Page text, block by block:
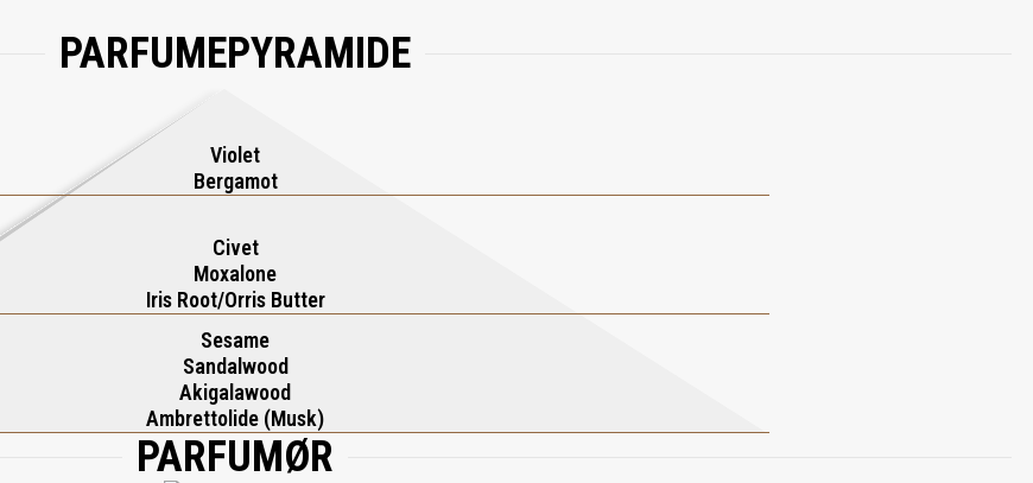
Akigalatræ og efterlader et spor, der er intimt, men alligevel kraftfuldt. Den er lavet af parfumøren
til autenticitet, synlighed og indre udstråling.
PARFUMEPYRAMIDE
Violet
Bergamot
Civet
Moxalone
Iris Root/Orris Butter
Sesame
Sandalwood
Akigalawood
Ambrettolide (Musk)
PARFUMØR